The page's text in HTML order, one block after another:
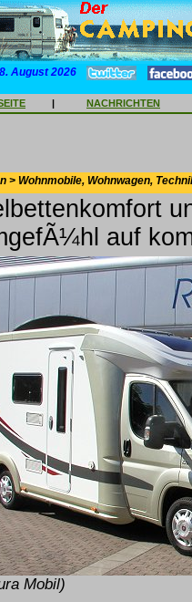
August 2026
| NACHRICHTEN
> Wohnmobile, Wohnwagen,
auf
Mobil)